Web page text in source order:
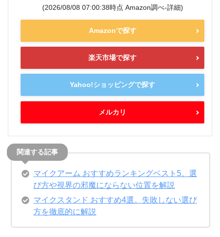
(2026/08/08 07:00:38時点 Amazon調べ-詳細)
Amazonで探す
楽天市場で探す
Yahoo!ショッピングで探す
メルカリ
マイクアーム おすすめランキングベスト5。選
び方や視界の邪魔にならない位置を解説
マイクスタンド おすすめ4選。失敗しない選び
方を徹底的に解説